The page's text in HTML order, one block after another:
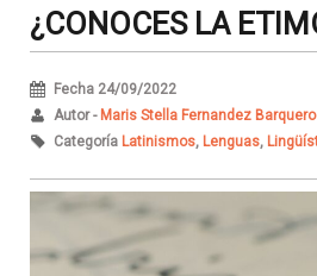
¿CONOCES LA
Fecha 24/09/2022
Autor - Maris Stella Fernandez Barquero
Categoría Latinismos, Lenguas,